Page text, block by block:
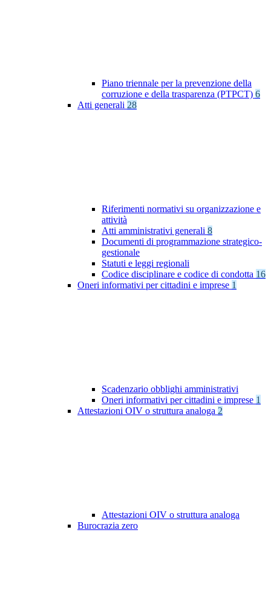
Piano triennale per la prevenzione della
corruzione e della trasparenza (PTPCT) 6
Atti generali 28
Riferimenti normativi su organizzazione e
attività
Atti amministrativi generali 8
Documenti di programmazione strategico-
gestionale
Statuti e leggi regionali
Codice disciplinare e codice di condotta 16
Oneri informativi per cittadini e imprese 1
Scadenzario obblighi amministrativi
Oneri informativi per cittadini e imprese 1
Attestazioni OIV o struttura analoga 2
Attestazioni OIV o struttura analoga
Burocrazia zero